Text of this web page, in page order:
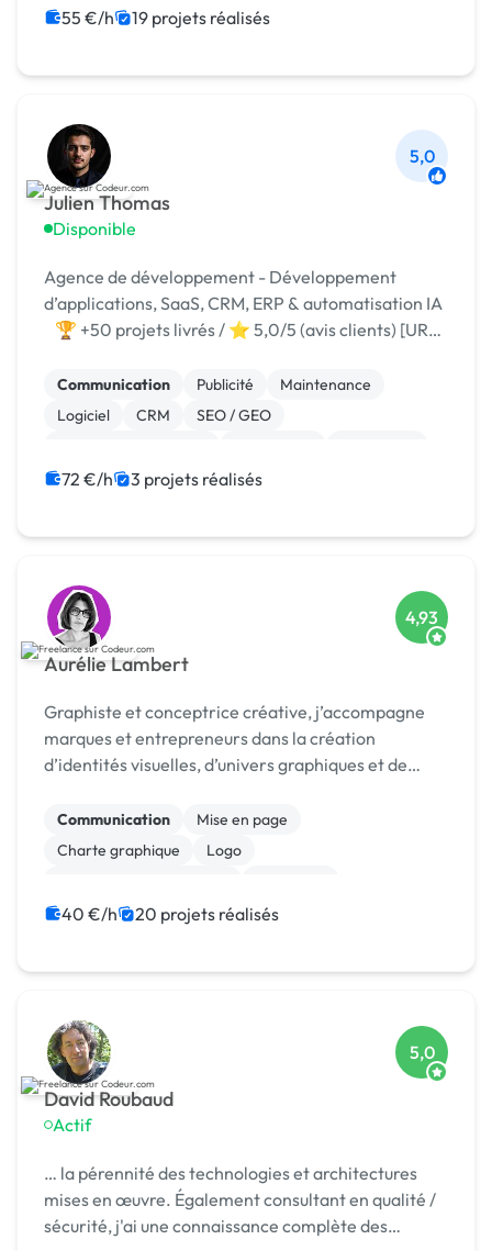
Campagne display avec bannières
55 €/h 19 projets réalisés
Julien Thomas
Disponible
5,0
Agence de développement - Développement
d’applications, SaaS, CRM, ERP & automatisation IA
🏆 +50 projets livrés / ⭐ 5,0/5 (avis clients) [URL
Communication Publicité
Maintenance
Logiciel
CRM
SEO / GEO
Wix
72 €/h 3 projets réalisés
Aurélie Lambert
4,93
Graphiste et conceptrice créative, j’accompagne
marques et entrepreneurs dans la création
d’identités visuelles, d’univers graphiques et de
Communication
Mise en page
Charte graphique
Logo
40 €/h 20 projets réalisés
David Roubaud
Actif
5,0
… la pérennité des technologies et architectures
mises en œuvre. Également consultant en qualité /
sécurité, j'ai une connaissance complète des